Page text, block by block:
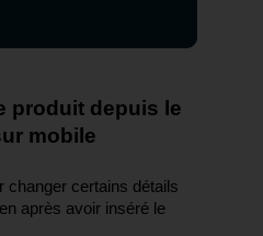
produit depuis le
mobile
changer certains détails
après avoir inséré le